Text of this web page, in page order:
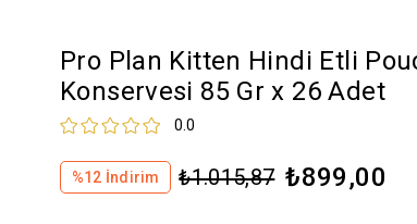
Pro Plan Kitten Hindi Etli
Konservesi 85 Gr x 26 Adet
0.0
%12 İndirim ₺1.015,87 ₺899,00